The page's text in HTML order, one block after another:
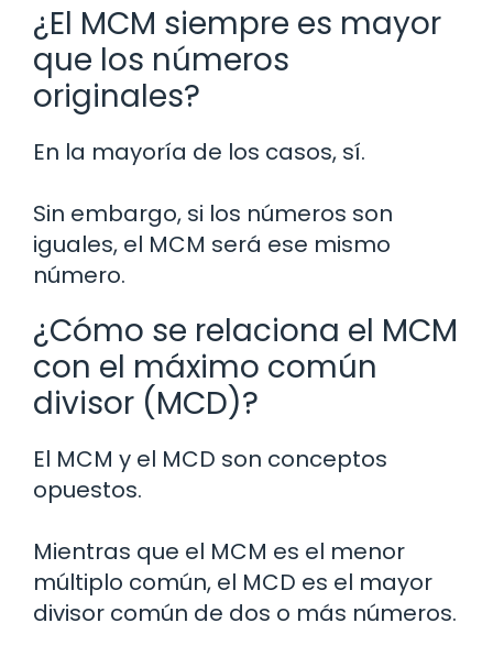
¿El MCM siempre es mayor
que los números
originales?
En la mayoría de los casos, sí.
Sin embargo, si los números son
iguales, el MCM será ese mismo
número.
¿Cómo se relaciona el MCM
con el máximo común
divisor (MCD)?
El MCM y el MCD son conceptos
opuestos.
Mientras que el MCM es el menor
múltiplo común, el MCD es el mayor
divisor común de dos o más números.